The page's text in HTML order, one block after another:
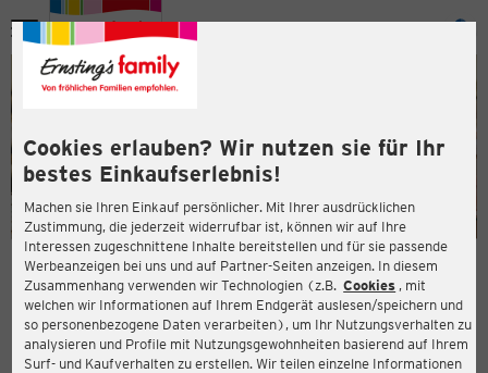
Cookies erlauben? Wir nutzen sie für Ihr
bestes Einkaufserlebnis!
Machen sie Ihren Einkauf persönlicher. Mit Ihrer ausdrücklichen
Zustimmung, die jederzeit widerrufbar ist, können wir auf Ihre
Interessen zugeschnittene Inhalte bereitstellen und für sie passende
Werbeanzeigen bei uns und auf Partner-Seiten anzeigen. In diesem
Zusammenhang verwenden wir Technologien (z.B. Cookies , mit
welchen wir Informationen auf Ihrem Endgerät auslesen/speichern und
so personenbezogene Daten verarbeiten), um Ihr Nutzungsverhalten zu
analysieren und Profile mit Nutzungsgewohnheiten basierend auf Ihrem
Surf- und Kaufverhalten zu erstellen. Wir teilen einzelne Informationen
Menü
ERNSTING'S FAMILY FILIALE
Lange Straße 14
32105 Bad Salzuflen